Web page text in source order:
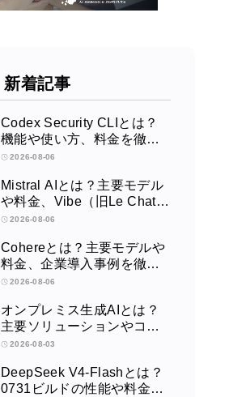
新着記事
Codex Security CLIとは？
機能や使い方、料金を徹底
解説
2026-08-06
Mistral AIとは？主要モデル
や料金、Vibe（旧Le Chat）
の使い方を解説
2026-08-06
Cohereとは？主要モデルや
料金、企業導入事例を徹底
解説
2026-08-06
オンプレミス生成AIとは？
主要ソリューションやコス
ト、クラウドとの使い分け
2026-08-03
DeepSeek V4-Flashとは？
0731ビルドの性能や料金、